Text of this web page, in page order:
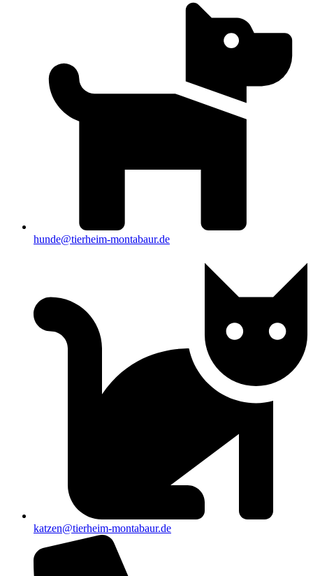
hunde@tierheim-montabaur.de
katzen@tierheim-montabaur.de